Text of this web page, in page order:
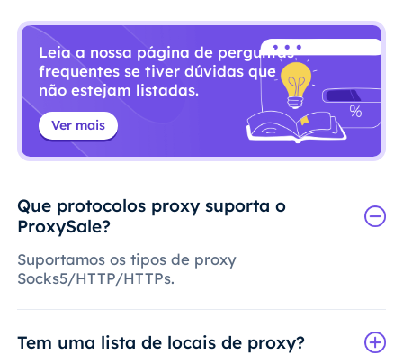
Leia a nossa página de perguntas
frequentes se tiver dúvidas que
não estejam listadas.
Ver mais
Que protocolos proxy suporta o
ProxySale?
Suportamos os tipos de proxy
Socks5/HTTP/HTTPs.
Tem uma lista de locais de proxy?